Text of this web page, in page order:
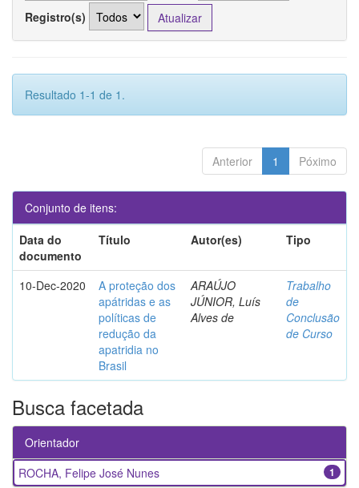
Registro(s)
Resultado 1-1 de 1.
Anterior 1 Póximo
Conjunto de itens:
Data do
documento
Título Autor(es) Tipo
10-Dec-2020
A proteção dos
apátridas e as
políticas de
redução da
apatridia no
Brasil
ARAÚJO
JÚNIOR, Luís
Alves de
Trabalho
de
Conclusão
de Curso
Busca facetada
Orientador
1
ROCHA, Felipe José Nunes